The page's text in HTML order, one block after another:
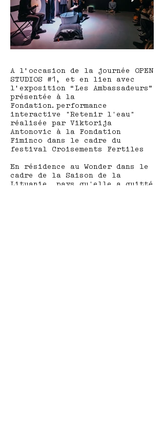
A l’occasion de la journée OPEN
STUDIOS #1, et en lien avec
l’exposition “Les Ambassadeurs”
présentée à la
Fondation.performance
interactive "Retenir l'eau"
réalisée par Viktorija
Antonovic à la Fondation
Fiminco dans le cadre du
festival Croisements Fertiles
En résidence au Wonder dans le
cadre de la Saison de la
Lituanie, pays qu'elle a quitté